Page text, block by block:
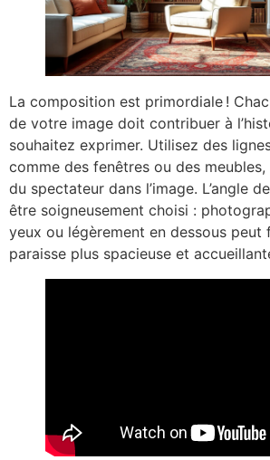
La composition est primordiale !
de votre image doit contribuer à
souhaitez exprimer. Utilisez des
comme des fenêtres ou des
du spectateur dans l’image. L’angle
être soigneusement choisi :
yeux ou légèrement en dessous peut
paraisse plus spacieuse et